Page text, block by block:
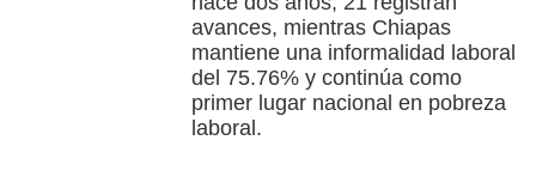
avances, mientras Chiapas
mantiene una informalidad laboral
del 75.76% y continúa como
primer lugar nacional en pobreza
laboral.